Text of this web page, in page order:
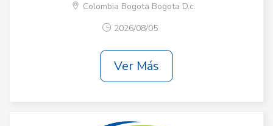
Colombia Bogota Bogota D.c.
2026/08/05
Ver Más